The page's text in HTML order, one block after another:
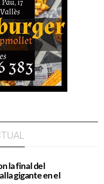
la final del
gigante en el